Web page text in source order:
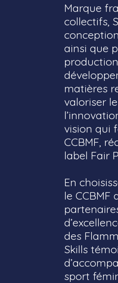
Marque
collectifs,
ainsi que
matières
valoriser
vision qui
CCBMF,
label Fair
En
le
des
Skills
sport